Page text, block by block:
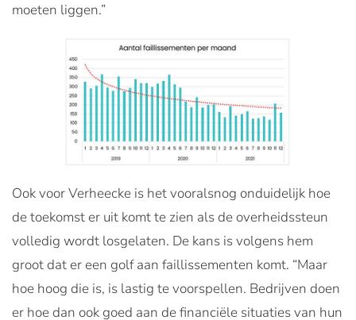
moeten liggen.”
Ook voor Verheecke is het vooralsnog onduidelijk hoe
de toekomst er uit komt te zien als de overheidssteun
volledig wordt losgelaten. De kans is volgens hem
groot dat er een golf aan faillissementen komt. “Maar
hoe hoog die is, is lastig te voorspellen. Bedrijven doen
er hoe dan ook goed aan de financiële situaties van hun